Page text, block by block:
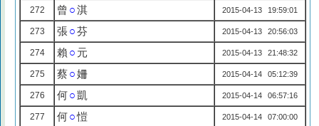
272 曾 ○淇 2015-04-13 19:59:01
273 張○芬 2015-04-13 20:56:03
274 賴 ○ 元 2015-04-13 21:48:32
275 蔡○姍 2015-04-14 05:12:39
276 何○凱 2015-04-14 06:57:16
277 何○愷 2015-04-14 07:00:00